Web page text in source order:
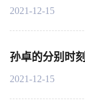
2021-12-15
孙卓的分别时
2021-12-15